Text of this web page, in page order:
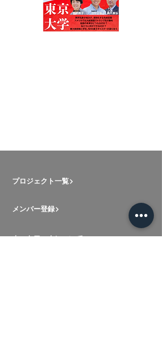
プロジェクト一覧
メンバー登録
ネットワークについて